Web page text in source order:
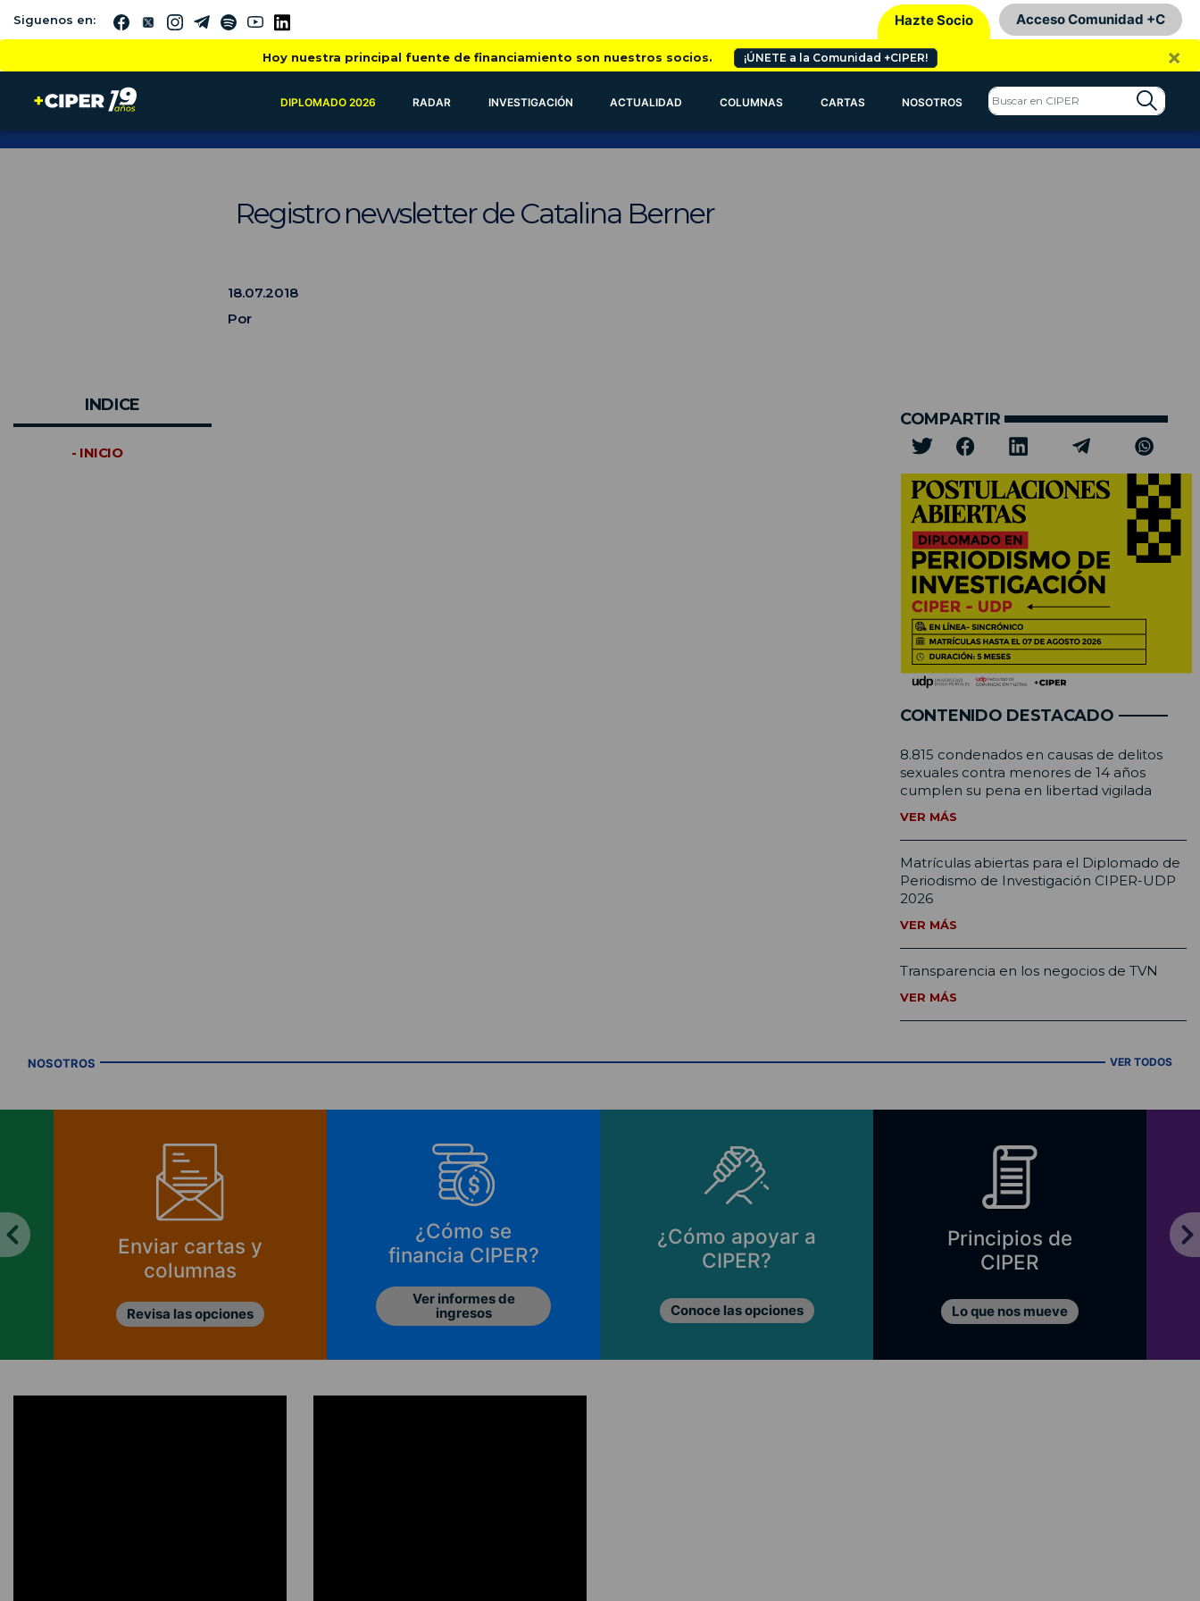
Siguenos en: Hazte Socio Acceso Comunidad +C
Hoy nuestra principal fuente de financiamiento son nuestros socios. ¡ÚNETE a la Comunidad +CIPER! ×
DIPLOMADO 2026 RADAR INVESTIGACIÓN ACTUALIDAD COLUMNAS CARTAS NOSOTROS
Registro newsletter de Catalina Berner
18.07.2018
Por
INDICE
- INICIO
COMPARTIR
CONTENIDO DESTACADO
8.815 condenados en causas de delitos
sexuales contra menores de 14 años
cumplen su pena en libertad vigilada
VER MÁS
Matrículas abiertas para el Diplomado de
Periodismo de Investigación CIPER-UDP
2026
VER MÁS
Transparencia en los negocios de TVN
VER MÁS
NOSOTROS VER TODOS
Enviar cartas y
columnas
Revisa las opciones
¿Cómo se
financia CIPER?
Ver informes de
ingresos
¿Cómo apoyar a
CIPER?
Conoce las opciones
Principios de
CIPER
Lo que nos mueve